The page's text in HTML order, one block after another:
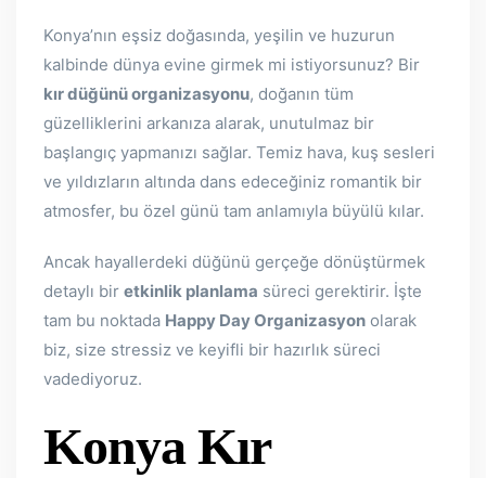
Konya’nın eşsiz doğasında, yeşilin ve huzurun
kalbinde dünya evine girmek mi istiyorsunuz? Bir
kır düğünü organizasyonu, doğanın tüm
güzelliklerini arkanıza alarak, unutulmaz bir
başlangıç yapmanızı sağlar. Temiz hava, kuş sesleri
ve yıldızların altında dans edeceğiniz romantik bir
atmosfer, bu özel günü tam anlamıyla büyülü kılar.
Ancak hayallerdeki düğünü gerçeğe dönüştürmek
detaylı bir etkinlik planlama süreci gerektirir. İşte
tam bu noktada Happy Day Organizasyon olarak
biz, size stressiz ve keyifli bir hazırlık süreci
vadediyoruz.
Konya Kır